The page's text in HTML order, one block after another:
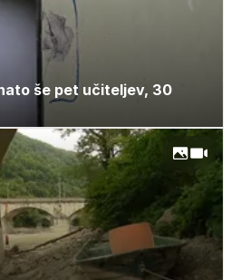
še pet učiteljev, 30